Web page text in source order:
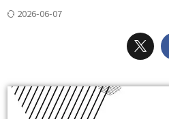
2026-06-07